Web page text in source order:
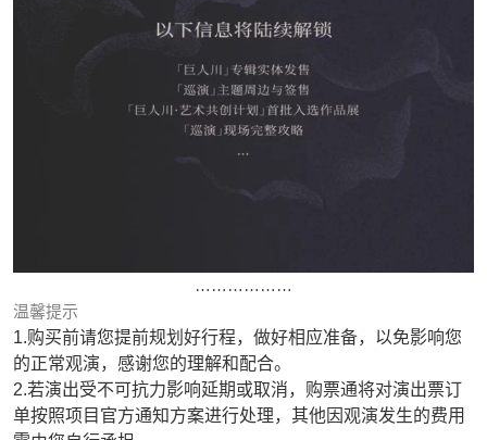
………………
温馨提示
1.购买前请您提前规划好行程，做好相应准备，以免影响您
的正常观演，感谢您的理解和配合。
2.若演出受不可抗力影响延期或取消，购票通将对演出票订
单按照项目官方通知方案进行处理，其他因观演发生的费用